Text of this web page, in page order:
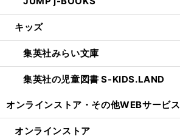
キッズ
集英社みらい文庫
集英社の児童図書 S-KIDS.LAND
オンラインストア・ その他WEBサービス
オンラインストア